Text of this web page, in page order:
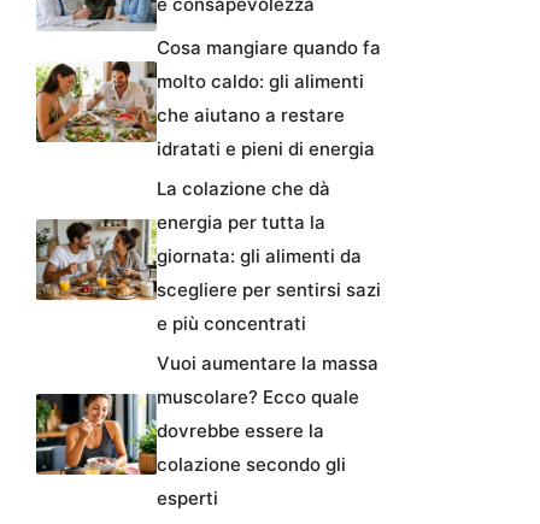
e consapevolezza
Cosa mangiare quando fa
molto caldo: gli alimenti
che aiutano a restare
idratati e pieni di energia
La colazione che dà
energia per tutta la
giornata: gli alimenti da
scegliere per sentirsi sazi
e più concentrati
Vuoi aumentare la massa
muscolare? Ecco quale
dovrebbe essere la
colazione secondo gli
esperti